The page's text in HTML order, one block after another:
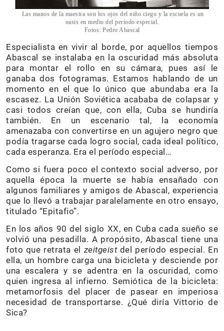
Las manos de la maestra son los ojos del niño ciego y la escuela es un
oasis en medio del período especial.
Fotos: Pedro Abascal
Especialista en vivir al borde, por aquellos tiempos
Abascal se instalaba en la oscuridad más absoluta
para montar el rollo en su cámara, pues así le
ganaba dos fotogramas. Estamos hablando de un
momento en el que lo único que abundaba era la
escasez. La Unión Soviética acababa de colapsar y
casi todos creían que, con ella, Cuba se hundiría
también. En un escenario tal, la economía
amenazaba con convertirse en un agujero negro que
podía tragarse cada logro social, cada ideal político,
cada esperanza. Era el período especial…
Como si fuera poco el contexto social adverso, por
aquella época la muerte se había ensañado con
algunos familiares y amigos de Abascal, experiencia
que lo llevó a trabajar paralelamente en otro ensayo,
titulado “Epitafio”.
En los años 90 del siglo XX, en Cuba cada sueño se
volvió una pesadilla. A propósito, Abascal tiene una
foto que retrata el zeitgeistdel período especial. En
ella, un hombre carga una bicicleta y desciende por
una escalera y se adentra en la oscuridad, como
quien ingresa al infierno. Semiótica de la bicicleta:
metamorfosis del placer de pasear en imperiosa
necesidad de transportarse. ¿Qué diría Vittorio de
Sica?